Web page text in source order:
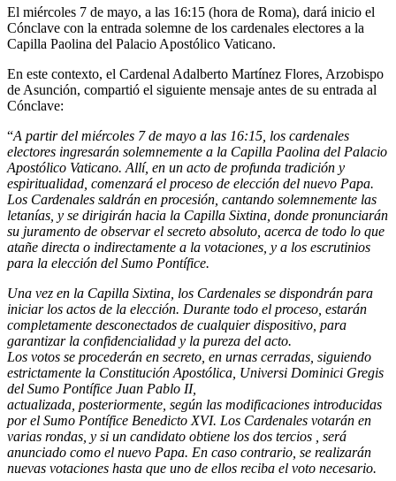
El miércoles 7 de mayo, a las 16:15 (hora de Roma), dará inicio el
Cónclave con la entrada solemne de los cardenales electores a la
Capilla Paolina del Palacio Apostólico Vaticano.
En este contexto, el Cardenal Adalberto Martínez Flores, Arzobispo
de Asunción, compartió el siguiente mensaje antes de su entrada al
Cónclave:
“A partir del miércoles 7 de mayo a las 16:15, los cardenales
electores ingresarán solemnemente a la Capilla Paolina del Palacio
Apostólico Vaticano. Allí, en un acto de profunda tradición y
espiritualidad, comenzará el proceso de elección del nuevo Papa.
Los Cardenales saldrán en procesión, cantando solemnemente las
letanías, y se dirigirán hacia la Capilla Sixtina, donde pronunciarán
su juramento de observar el secreto absoluto, acerca de todo lo que
atañe directa o indirectamente a la votaciones, y a los escrutinios
para la elección del Sumo Pontífice.
Una vez en la Capilla Sixtina, los Cardenales se dispondrán para
iniciar los actos de la elección. Durante todo el proceso, estarán
completamente desconectados de cualquier dispositivo, para
garantizar la confidencialidad y la pureza del acto.
Los votos se procederán en secreto, en urnas cerradas, siguiendo
estrictamente la Constitución Apostólica, Universi Dominici Gregis
del Sumo Pontífice Juan Pablo II,
actualizada, posteriormente, según las modificaciones introducidas
por el Sumo Pontífice Benedicto XVI. Los Cardenales votarán en
varias rondas, y si un candidato obtiene los dos tercios , será
anunciado como el nuevo Papa. En caso contrario, se realizarán
nuevas votaciones hasta que uno de ellos reciba el voto necesario.